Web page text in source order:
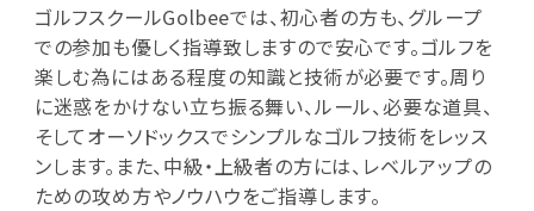
ゴルフスクールGolbeeでは、初心者の方も、グループ
での参加も優しく指導致しますので安心です。ゴルフを
楽しむ為にはある程度の知識と技術が必要です。周り
に迷惑をかけない立ち振る舞い、ルール、必要な道具、
そしてオーソドックスでシンプルなゴルフ技術をレッス
ンします。また、中級・上級者の方には、レベルアップの
ための攻め方やノウハウをご指導します。